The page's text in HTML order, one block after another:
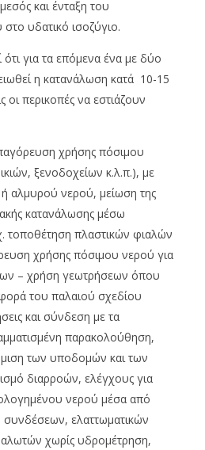
και ένταξη του
υδατικό ισοζύγιο.
για τα επόμενα ένα με δύο
η κατανάλωση κατά 10-15
οι περικοπές να εστιάζουν
χρήσης πόσιμου
ξενοδοχείων κ.λ.π.), με
αλμυρού νερού, μείωση της
κατανάλωσης μέσω
τοποθέτηση πλαστικών φιαλών
χρήσης πόσιμου νερού για
– χρήση γεωτρήσεων όπου
του παλαιού σχεδίου
και σύνδεση με τα
παρακολούθηση,
των υποδομών και των
διαρροών, ελέγχους για
νερού μέσα από
ελαττωματικών
χωρίς υδρομέτρηση,